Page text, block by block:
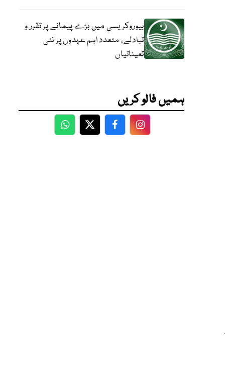
بیوروکریسی میں بڑے پیمانے پر تقرر و
تبادلے، متعدد اہم عہدوں پر نئی
تعیناتیاں
ہمیں فالو کریں
WhatsApp
TwitterFacebookFacebook